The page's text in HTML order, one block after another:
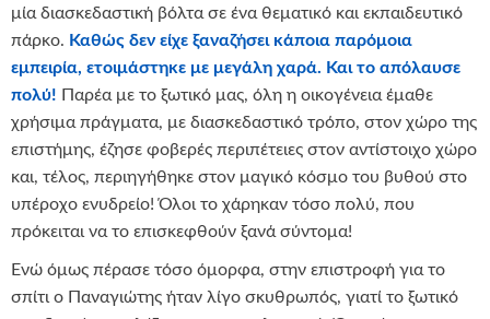
μία διασκεδαστική βόλτα σε ένα θεματικό και εκπαιδευτικό
πάρκο. Καθώς δεν είχε ξαναζήσει κάποια παρόμοια
εμπειρία, ετοιμάστηκε με μεγάλη χαρά. Και το απόλαυσε
πολύ! Παρέα με το ξωτικό μας, όλη η οικογένεια έμαθε
χρήσιμα πράγματα, με διασκεδαστικό τρόπο, στον χώρο της
επιστήμης, έζησε φοβερές περιπέτειες στον αντίστοιχο χώρο
και, τέλος, περιηγήθηκε στον μαγικό κόσμο του βυθού στο
υπέροχο ενυδρείο! Όλοι το χάρηκαν τόσο πολύ, που
πρόκειται να το επισκεφθούν ξανά σύντομα!
Ενώ όμως πέρασε τόσο όμορφα, στην επιστροφή για το
σπίτι ο Παναγιώτης ήταν λίγο σκυθρωπός, γιατί το ξωτικό